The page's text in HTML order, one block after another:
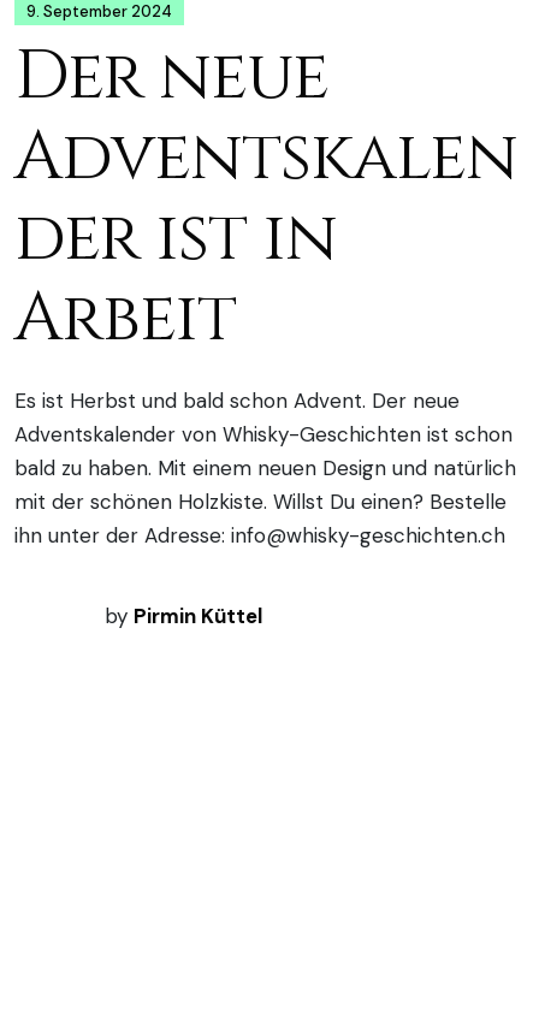
9. September 2024
Der neue
Adventskalen
der ist in
Arbeit
Es ist Herbst und bald schon Advent. Der neue
Adventskalender von Whisky-Geschichten ist schon
bald zu haben. Mit einem neuen Design und natürlich
mit der schönen Holzkiste. Willst Du einen? Bestelle
ihn unter der Adresse: info@whisky-geschichten.ch
by Pirmin Küttel